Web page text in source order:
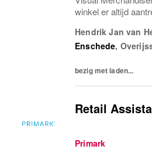
winkel er altijd
etalages en
imago en...
Hendrik Jan van
Enschede,
bezig met laden...
Retail
Primark